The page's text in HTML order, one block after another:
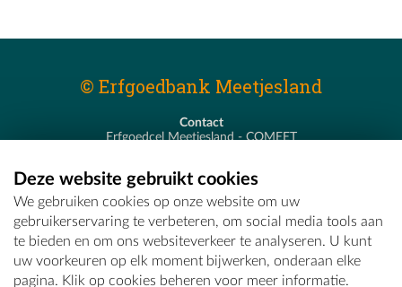
© Erfgoedbank Meetjesland
Contact
Erfgoedcel Meetjesland - COMEET
T - 09 373 75 96
E -erfgoedcel@comeet.be
Deze website gebruikt cookies
We gebruiken cookies op onze website om uw
gebruikerservaring te verbeteren, om social media tools aan
te bieden en om ons websiteverkeer te analyseren. U kunt
uw voorkeuren op elk moment bijwerken, onderaan elke
pagina. Klik op cookies beheren voor meer informatie.